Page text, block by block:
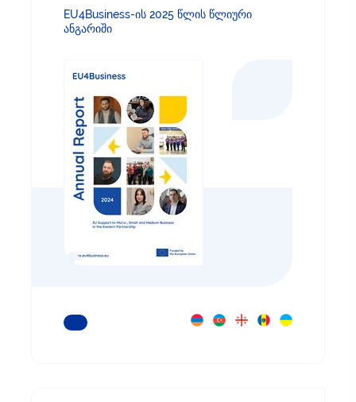
EU4Business-ის 2025 წლის წლიური
ანგარიში
ᲒᲐᲘᲒᲔᲗ ᲛᲔᲢᲘ